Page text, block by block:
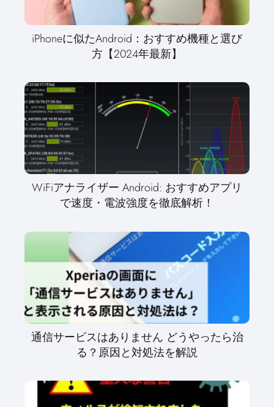
iPhoneに似たAndroid：おすすめ機種と選び
方【2024年最新】
WiFiアナライザー Android: おすすめアプリ
で速度・電波強度を徹底解析！
通信サービスはありません どうやったら治
る？原因と対処法を解説